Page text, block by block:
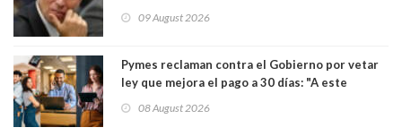
09 August 2026
Pymes reclaman contra el Gobierno por vetar
ley que mejora el pago a 30 días: "A este
medianas empresas"
08 August 2026